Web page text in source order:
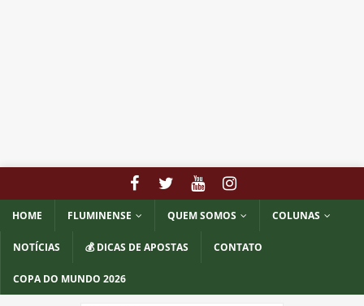
HOME FLUMINENSE QUEM SOMOS COLUNAS
NOTÍCIAS 💰 DICAS DE APOSTAS CONTATO
COPA DO MUNDO 2026